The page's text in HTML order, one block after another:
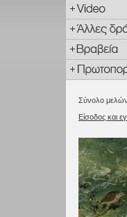
Σύνολο
Είσοδος και